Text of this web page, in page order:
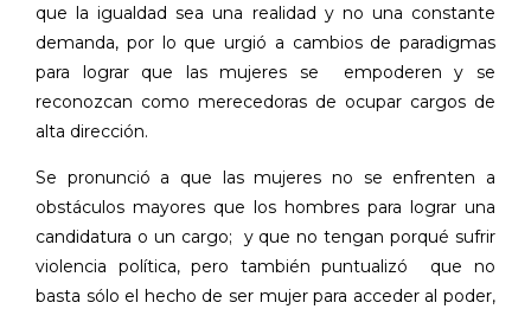
que la igualdad sea una realidad y no una constante
demanda, por lo que urgió a cambios de paradigmas
para lograr que las mujeres se empoderen y se
reconozcan como merecedoras de ocupar cargos de
alta dirección.
Se pronunció a que las mujeres no se enfrenten a
obstáculos mayores que los hombres para lograr una
candidatura o un cargo; y que no tengan porqué sufrir
violencia política, pero también puntualizó que no
basta sólo el hecho de ser mujer para acceder al poder,